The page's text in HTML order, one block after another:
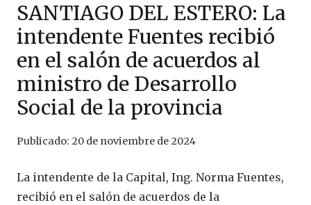
SANTIAGO DEL ESTERO: La
intendente Fuentes recibió
en el salón de acuerdos al
ministro de Desarrollo
Social de la provincia
Publicado: 20 de noviembre de 2024
La intendente de la Capital, Ing. Norma Fuentes,
recibió en el salón de acuerdos de la